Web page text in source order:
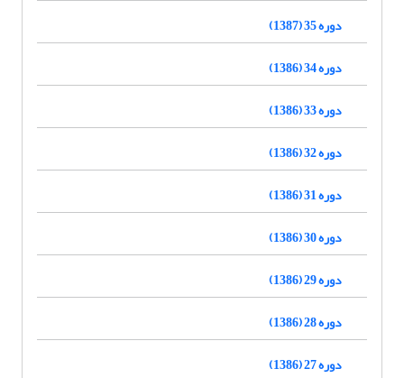
دوره 35 (1387)
دوره 34 (1386)
دوره 33 (1386)
دوره 32 (1386)
دوره 31 (1386)
دوره 30 (1386)
دوره 29 (1386)
دوره 28 (1386)
دوره 27 (1386)